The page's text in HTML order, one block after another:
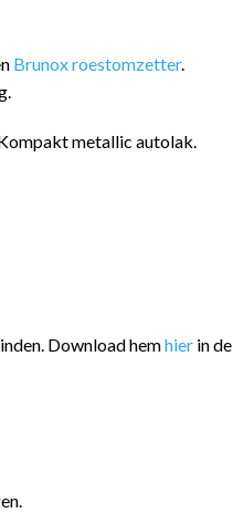
Brunox roestomzetter.
metallic autolak.
Download hemhier in de